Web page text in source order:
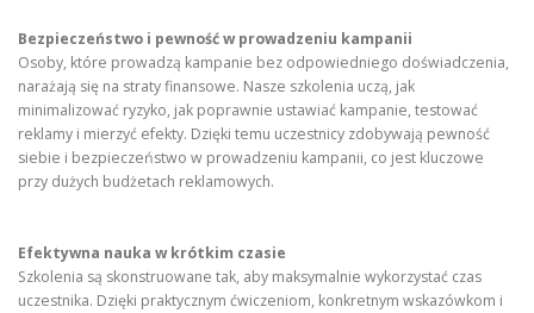
Bezpieczeństwo i pewność w prowadzeniu kampanii
Osoby, które prowadzą kampanie bez odpowiedniego doświadczenia,
narażają się na straty finansowe. Nasze szkolenia uczą, jak
minimalizować ryzyko, jak poprawnie ustawiać kampanie, testować
reklamy i mierzyć efekty. Dzięki temu uczestnicy zdobywają pewność
siebie i bezpieczeństwo w prowadzeniu kampanii, co jest kluczowe
przy dużych budżetach reklamowych.
Efektywna nauka w krótkim czasie
Szkolenia są skonstruowane tak, aby maksymalnie wykorzystać czas
uczestnika. Dzięki praktycznym ćwiczeniom, konkretnym wskazówkom i